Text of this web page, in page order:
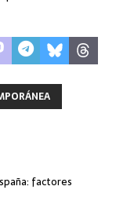
factores